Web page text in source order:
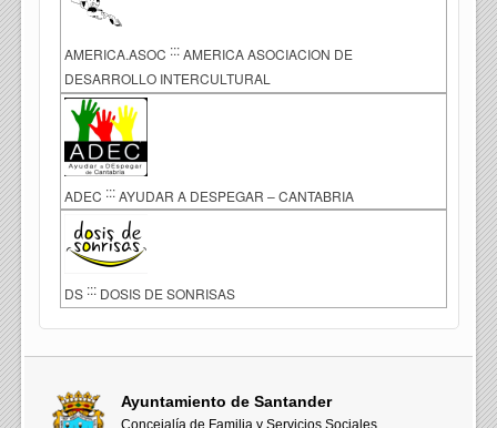
AMERICA.ASOC ::: AMERICA ASOCIACION DE
DESARROLLO INTERCULTURAL
ADEC ::: AYUDAR A DESPEGAR – CANTABRIA
DS ::: DOSIS DE SONRISAS
Ayuntamiento de Santander
Concejalía de Familia y Servicios Sociales